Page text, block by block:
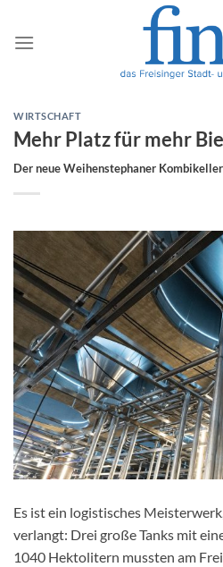
Inhalt
springen
WIRTSCHAFT
Mehr Platz für mehr
Der neue Weihenstephaner Kombikeller
Es ist ein logistisches
verlangt: Drei große Tanks mit
1040 Hektolitern mussten am